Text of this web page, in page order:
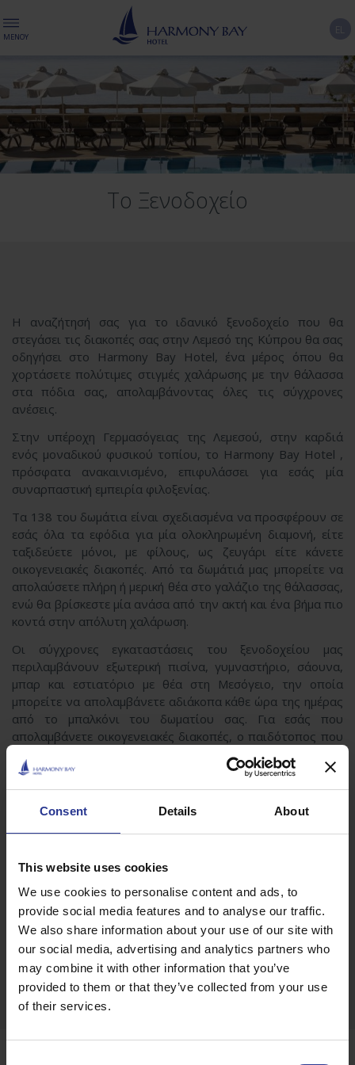
Consent Details About
This website uses cookies
We use cookies to personalise content and ads, to
provide social media features and to analyse our traffic.
We also share information about your use of our site with
our social media, advertising and analytics partners who
may combine it with other information that you’ve
provided to them or that they’ve collected from your use
of their services.
ΜΕΝΟΎ
Το Ξενοδοχείο
Η αναζήτησή σας για το ιδανικό ξενοδοχείο που θα
στεγάσει τις διακοπές σας στην Λεμεσό της Κύπρου θα σας
οδηγήσει στο Harmony Bay Hotel, ένα μέρος όπου θα
χορτάσετε πολύτιμες στιγμές χαλάρωσης με την θάλασσα
στα πόδια σας, απολαμβάνοντας όλες τις σύγχρονες
ανέσεις.
Στην υπέροχη Γερμασόγειας της Λεμεσού, στην καρδιά
ενός μοναδικού φυσικού τοπίου, το Harmony Bay Hotel ,
πρόσφατα ανακαινισμένο, επιφυλάσσει για εσάς μία
συναρπαστική εμπειρία φιλοξενίας.
Τα 138 του δωμάτια είναι σχεδιασμένα να προσφέρουν σε
εσάς όλα τα εφόδια για μία ολοκληρωμένη διαμονή, είτε
ταξιδεύετε μόνοι, με φίλους, ως ζευγάρι είτε κάνετε
οικογενειακές διακοπές. Από τα δωμάτιά μας μπορείτε να
απολαύσετε πλήρη ή μερική θέα στο γαλάζιο της θάλασσας,
ενώ θα βρίσκεστε μία ανάσα από την ακτή και ένα βήμα πιο
κοντά στην απόλυτη χαλάρωση.
Οι σύγχρονες εγκαταστάσεις του ξενοδοχείου μας
περιλαμβάνουν εξωτερική πισίνα, γυμναστήριο, σάουνα,
μπαρ και εστιατόριο με θέα στη Μεσόγειο, την οποία
μπορείτε να απολαμβάνετε αδιάκοπα κάθε ώρα της ημέρας
από το μπαλκόνι του δωματίου σας. Για εσάς που
απολαμβάνετε οικογενειακές διακοπές, ο παιδότοπος που
βρίσκεται δίπλα στις εξωτερικές εγκαταστάσεις μας, θα
ξετρελάνει τα παιδιά και θα σας δώσει έξτρα ανάσες
ξεκούρασης.
Έχοντας όλα τα προνόμια ενός μεσογειακού παραδείσου,
οι σύγχρονες παροχές του, οι οποίες συνοδεύονται από
ανάγκη και θα δώσουν στις διακοπές σας στο ηλιόλουστο
νησί της Κύπρου μία ξεχωριστή νότα.
ΜΟΙΡΑΣΤΕΊΤΕ ΑΥΤΉ ΤΗ ΣΕΛΊΔΑ:
Google +